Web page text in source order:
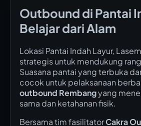
Outbound di Pantai
Belajar dari Alam
Lokasi Pantai Indah Layur,
strategis untuk mendukung
Suasana pantai yang terbuka
cocok untuk pelaksanaan
outbound Rembangyang
sama dan ketahanan fisik.
Bersama tim fasilitatorCakra